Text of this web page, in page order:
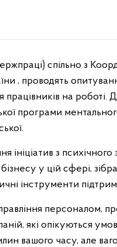
спільно з
, проводять
на роботі.
програми
з психічного
у цій сфері,
інструменти
персоналом,
які опікуються
вашого часу, але